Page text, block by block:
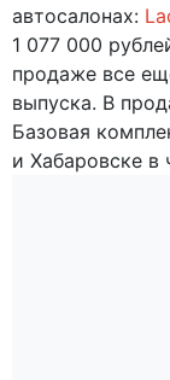
автосалонах:
1 077 000
продаже все
выпуска. В
Базовая
и Хабаровске в